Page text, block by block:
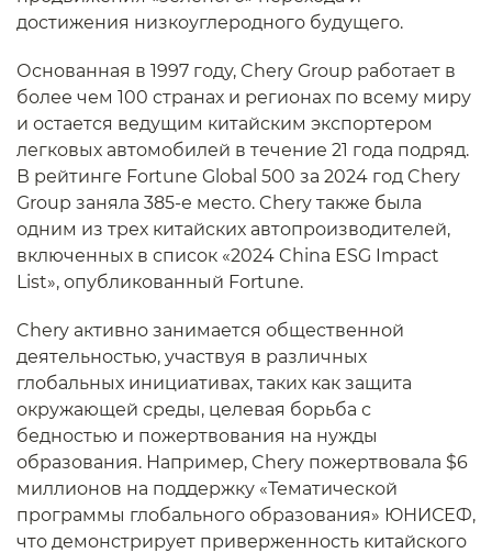
достижения низкоуглеродного будущего.
Основанная в 1997 году, Chery Group работает в
более чем 100 странах и регионах по всему миру
и остается ведущим китайским экспортером
легковых автомобилей в течение 21 года подряд.
В рейтинге Fortune Global 500 за 2024 год Chery
Group заняла 385-е место. Chery также была
одним из трех китайских автопроизводителей,
включенных в список «2024 China ESG Impact
List», опубликованный Fortune.
Chery активно занимается общественной
деятельностью, участвуя в различных
глобальных инициативах, таких как защита
окружающей среды, целевая борьба с
бедностью и пожертвования на нужды
образования. Например, Chery пожертвовала $6
миллионов на поддержку «Тематической
программы глобального образования» ЮНИСЕФ,
что демонстрирует приверженность китайского